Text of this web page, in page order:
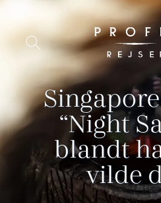
indhold
Vis/Skjul
søgning
“Night
blandt
vilde